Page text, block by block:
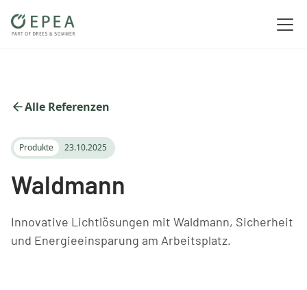
Alle Referenzen
Produkte 23.10.2025
Waldmann
Innovative Lichtlösungen mit Waldmann, Sicherheit
und Energieeinsparung am Arbeitsplatz.